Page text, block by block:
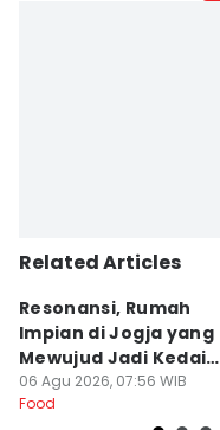
Related Articles
Resonansi, Rumah
Impian di Jogja yang
Mewujud Jadi Kedai
Ramen dan Burger
06 Agu 2026, 07:56 WIB
Food